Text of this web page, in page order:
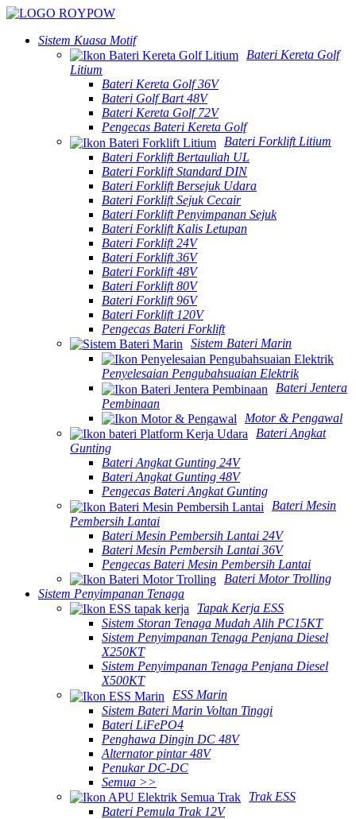
Sistem Kuasa Motif
Bateri Kereta Golf
Litium
Bateri Kereta Golf 36V
Bateri Golf Bart 48V
Bateri Kereta Golf 72V
Pengecas Bateri Kereta Golf
Bateri Forklift Litium
Bateri Forklift Bertauliah UL
Bateri Forklift Standard DIN
Bateri Forklift Bersejuk Udara
Bateri Forklift Sejuk Cecair
Bateri Forklift Penyimpanan Sejuk
Bateri Forklift Kalis Letupan
Bateri Forklift 24V
Bateri Forklift 36V
Bateri Forklift 48V
Bateri Forklift 80V
Bateri Forklift 96V
Bateri Forklift 120V
Pengecas Bateri Forklift
Sistem Bateri Marin
Penyelesaian Pengubahsuaian Elektrik
Bateri Jentera
Pembinaan
Motor & Pengawal
Bateri Angkat
Gunting
Bateri Angkat Gunting 24V
Bateri Angkat Gunting 48V
Pengecas Bateri Angkat Gunting
Bateri Mesin
Pembersih Lantai
Bateri Mesin Pembersih Lantai 24V
Bateri Mesin Pembersih Lantai 36V
Pengecas Bateri Mesin Pembersih Lantai
Bateri Motor Trolling
Sistem Penyimpanan Tenaga
Tapak Kerja ESS
Sistem Storan Tenaga Mudah Alih PC15KT
Sistem Penyimpanan Tenaga Penjana Diesel
X250KT
Sistem Penyimpanan Tenaga Penjana Diesel
X500KT
ESS Marin
Sistem Bateri Marin Voltan Tinggi
Bateri LiFePO4
Penghawa Dingin DC 48V
Alternator pintar 48V
Penukar DC-DC
Semua >>
Trak ESS
Bateri Pemula Trak 12V